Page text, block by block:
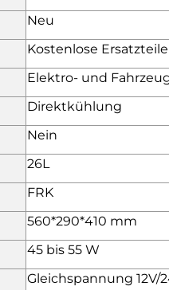
Neu
Kostenlose Ersatzteile
Elektro- und
Direktkühlung
Nein
26L
FRK
560*290*410 mm
45 bis 55 W
Gleichspannung 12V/